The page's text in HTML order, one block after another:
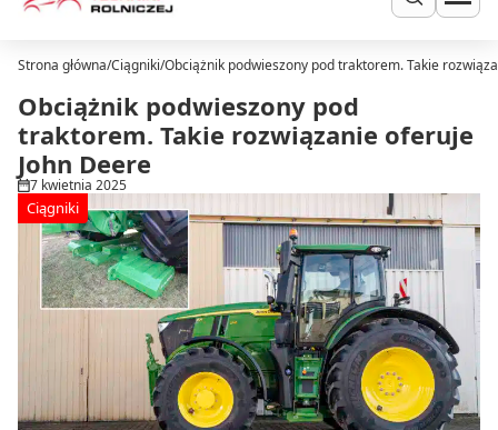
Ciągniki
Ładowarki
Do zielonki
Dla hodowców
Uprawa
Siew i nawożenie
Ochrona i nawadnianie
Transport i przechowywanie
Rolnictwo precyzyjne
Dealerzy
Ze świata techniki rolniczej
Szukaj
Strona główna/Ciągniki/Obciążnik podwieszony pod traktorem. Takie
Obciążnik podwieszony pod
traktorem. Takie rozwiązanie oferuje
John Deere
7 kwietnia 2025
Ciągniki